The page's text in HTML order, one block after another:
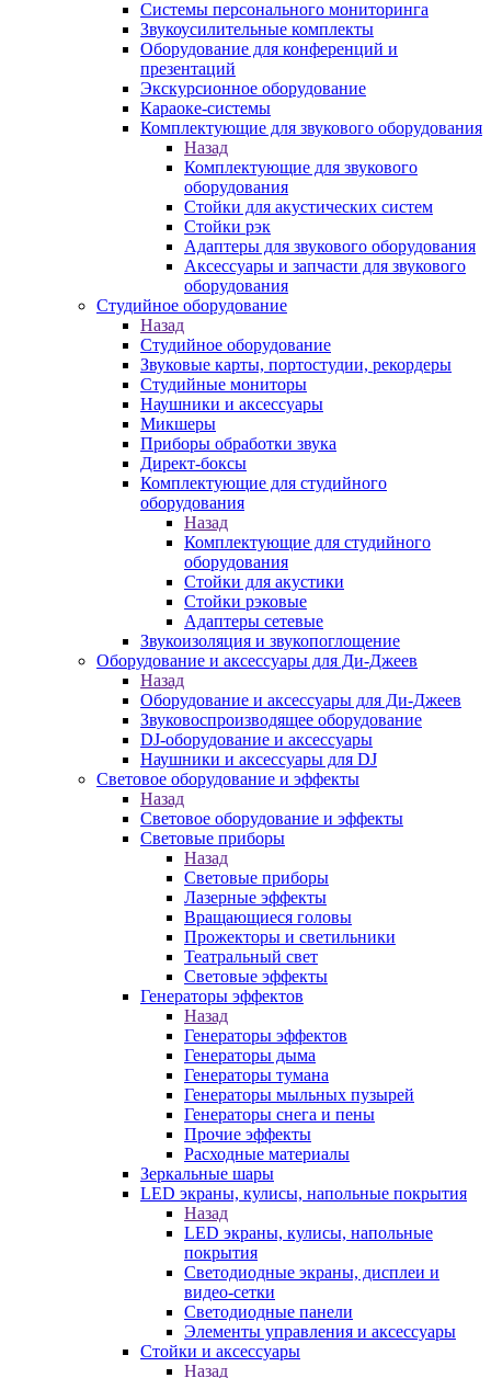
Системы персонального мониторинга
Звукоусилительные комплекты
Оборудование для конференций и
презентаций
Экскурсионное оборудование
Караоке-системы
Комплектующие для звукового оборудования
Назад
Комплектующие для звукового
оборудования
Стойки для акустических систем
Стойки рэк
Адаптеры для звукового оборудования
Аксессуары и запчасти для звукового
оборудования
Студийное оборудование
Назад
Студийное оборудование
Звуковые карты, портостудии, рекордеры
Студийные мониторы
Наушники и аксессуары
Микшеры
Приборы обработки звука
Директ-боксы
Комплектующие для студийного
оборудования
Назад
Комплектующие для студийного
оборудования
Стойки для акустики
Стойки рэковые
Адаптеры сетевые
Звукоизоляция и звукопоглощение
Оборудование и аксессуары для Ди-Джеев
Назад
Оборудование и аксессуары для Ди-Джеев
Звуковоспроизводящее оборудование
DJ-оборудование и аксессуары
Наушники и аксессуары для DJ
Световое оборудование и эффекты
Назад
Световое оборудование и эффекты
Световые приборы
Назад
Световые приборы
Лазерные эффекты
Вращающиеся головы
Прожекторы и светильники
Театральный свет
Световые эффекты
Генераторы эффектов
Назад
Генераторы эффектов
Генераторы дыма
Генераторы тумана
Генераторы мыльных пузырей
Генераторы снега и пены
Прочие эффекты
Расходные материалы
Зеркальные шары
LED экраны, кулисы, напольные покрытия
Назад
LED экраны, кулисы, напольные
покрытия
Светодиодные экраны, дисплеи и
видео-сетки
Светодиодные панели
Элементы управления и аксессуары
Стойки и аксессуары
Назад